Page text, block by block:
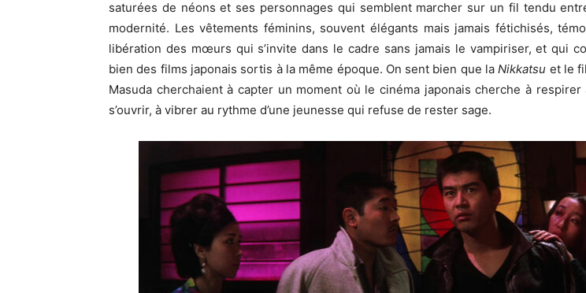
saturées de néons et ses personnages qui semblent marcher sur un fil tendu
modernité. Les vêtements féminins, souvent élégants mais jamais fétichisés,
libération des mœurs qui s’invite dans le cadre sans jamais le vampiriser, et qui
bien des films japonais sortis à la même époque. On sent bien que laNikkatsu et le
Masuda cherchaient à capter un moment où le cinéma japonais cherche à respirer
s’ouvrir, à vibrer au rythme d’une jeunesse qui refuse de rester sage.